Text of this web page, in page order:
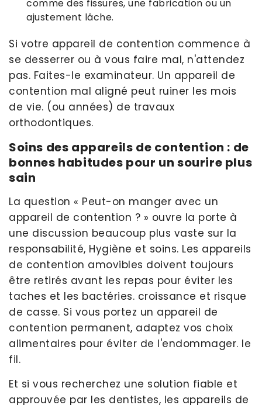
comme des fissures, une fabrication ou un
ajustement lâche.
Si votre appareil de contention commence à
se desserrer ou à vous faire mal, n'attendez
pas. Faites-le examinateur. Un appareil de
contention mal aligné peut ruiner les mois
de vie. (ou années) de travaux
orthodontiques.
Soins des appareils de contention : de
bonnes habitudes pour un sourire plus
sain
La question « Peut-on manger avec un
appareil de contention ? » ouvre la porte à
une discussion beaucoup plus vaste sur la
responsabilité, Hygiène et soins. Les appareils
de contention amovibles doivent toujours
être retirés avant les repas pour éviter les
taches et les bactéries. croissance et risque
de casse. Si vous portez un appareil de
contention permanent, adaptez vos choix
alimentaires pour éviter de l'endommager. le
fil.
Et si vous recherchez une solution fiable et
approuvée par les dentistes, les appareils de